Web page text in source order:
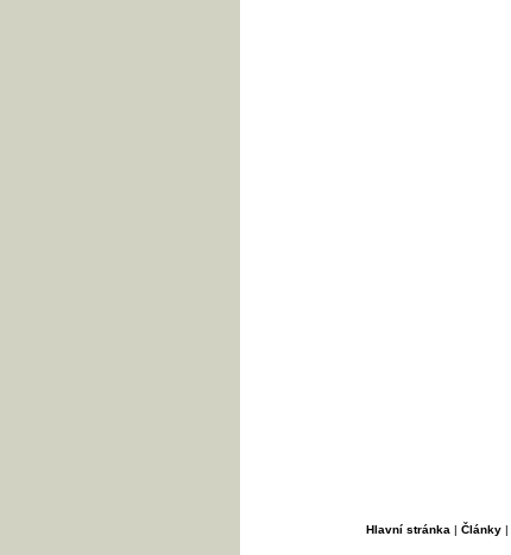
Hlavní stránka | Články|